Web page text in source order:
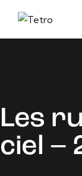
Les
ciel –